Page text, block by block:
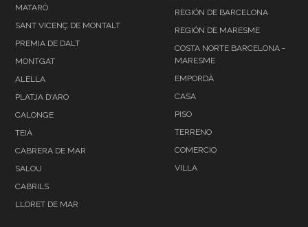
MATARÓ
SANT VICENÇ DE MONTALT
PREMIA DE DALT
MONTGAT
ALELLA
PLATJA D'ARO
CALONGE
TEIÀ
CABRERA DE MAR
SALOU
CABRILS
LLORET DE MAR
REGIÓN DE BARCELONA
REGIÓN DE MARESME
COSTA NORTE BARCELONA -
MARESME
EMPORDÀ
CASA
PISO
TERRENO
COMERCIO
VILLA